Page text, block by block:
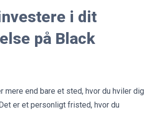
i dit
på Black
end bare et sted, hvor du hviler dig
er et personligt fristed, hvor du